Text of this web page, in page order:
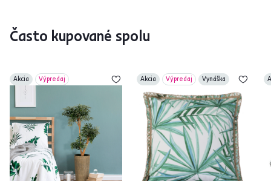
Často kupované spolu
Akcia Výpredaj Akcia Výpredaj Vynáška